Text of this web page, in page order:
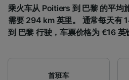
乘火车从 Poitiers 到 巴黎 的平均
需要 294 km 英里。 通常每天有
到 巴黎 行驶，车票价格为 €16 英
首班车